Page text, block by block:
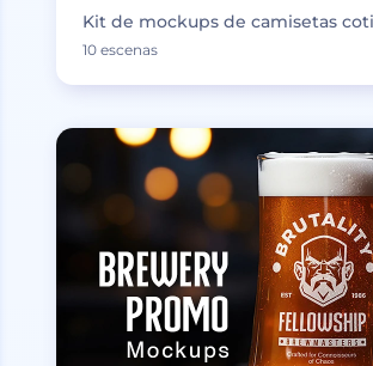
Kit de mockups de camisetas
10 escenas